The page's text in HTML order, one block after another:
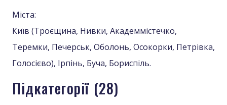
Міста:
Київ (Троєщина, Нивки, Академмістечко,
Теремки, Печерськ, Оболонь, Осокорки, Петрівка,
Голосієво), Ірпінь, Буча, Бориспіль.
Підкатегорії (28)